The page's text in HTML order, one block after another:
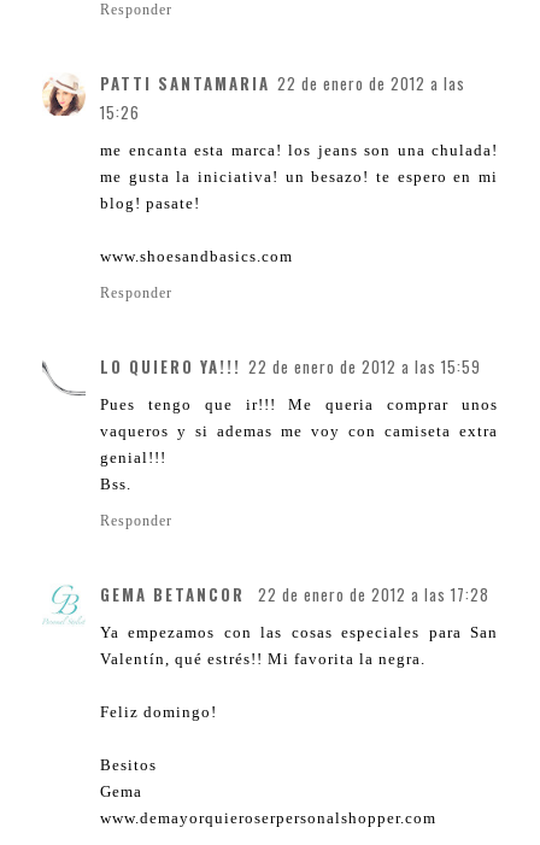
Responder
PATTI SANTAMARIA 22 de enero de 2012 a las
15:26
me encanta esta marca! los jeans son una chulada!
me gusta la iniciativa! un besazo! te espero en mi
blog! pasate!
www.shoesandbasics.com
Responder
LO QUIERO YA!!! 22 de enero de 2012 a las 15:59
Pues tengo que ir!!! Me queria comprar unos
vaqueros y si ademas me voy con camiseta extra
genial!!!
Bss.
Responder
GEMA BETANCOR 22 de enero de 2012 a las 17:28
Ya empezamos con las cosas especiales para San
Valentín, qué estrés!! Mi favorita la negra.
Feliz domingo!
Besitos
Gema
www.demayorquieroserpersonalshopper.com